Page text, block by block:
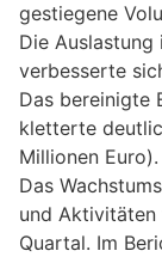
gestiegene
Die
verbesserte
Das bereinigte
kletterte
Millionen Euro).
Das
und
Quartal. Im